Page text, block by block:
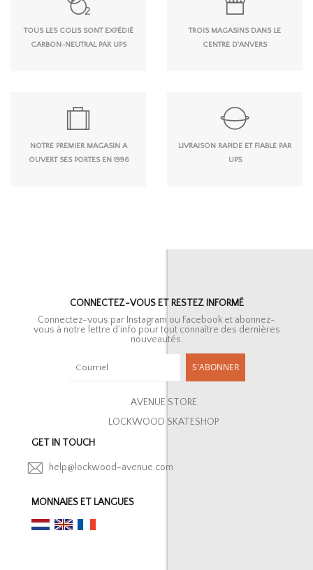
TOUS LES COLIS SONT EXPÉDIÉ
CARBON-NEUTRAL PAR UPS
TROIS MAGASINS DANS LE
CENTRE D'ANVERS
NOTRE PREMIER MAGASIN A
OUVERT SES PORTES EN 1996
LIVRAISON RAPIDE ET FIABLE PAR
UPS
CONNECTEZ-VOUS ET RESTEZ INFORMÉ
Connectez-vous par Instagram ou Facebook et abonnez-
vous à notre lettre d’info pour tout connaître des dernières
nouveautés.
S'ABONNER
AVENUE STORE
LOCKWOOD SKATESHOP
GET IN TOUCH
help@lockwood-avenue.com
MONNAIES ET LANGUES